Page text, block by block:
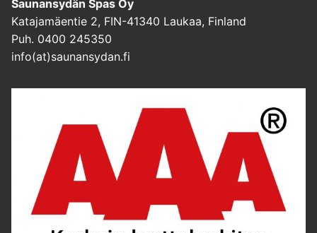
Saunansydän Spas Oy
Katajamäentie 2, FIN-41340 Laukaa, Finland
Puh. 0400 245350
info(at)saunansydan.fi